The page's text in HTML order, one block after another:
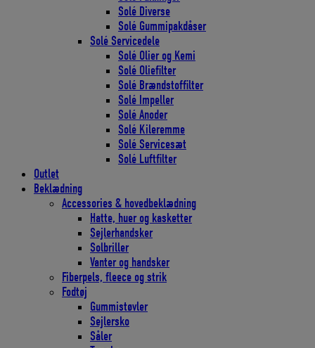
Solé Diverse
Solé Gummipakdåser
Solé Servicedele
Solé Olier og Kemi
Solé Oliefilter
Solé Brændstoffilter
Solé Impeller
Solé Anoder
Solé Kileremme
Solé Servicesæt
Solé Luftfilter
Outlet
Beklædning
Accessories & hovedbeklædning
Hatte, huer og kasketter
Sejlerhandsker
Solbriller
Vanter og handsker
Fiberpels, fleece og strik
Fodtøj
Gummistøvler
Sejlersko
Såler